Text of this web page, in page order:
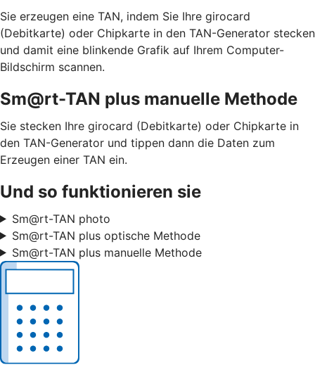
Sie erzeugen eine TAN, indem Sie Ihre girocard
(Debitkarte) oder Chipkarte in den TAN-Generator stecken
und damit eine blinkende Grafik auf Ihrem Computer-
Bildschirm scannen.
Sm@rt-TAN plus manuelle Methode
Sie stecken Ihre girocard (Debitkarte) oder Chipkarte in
den TAN-Generator und tippen dann die Daten zum
Erzeugen einer TAN ein.
Und so funktionieren sie
Sm@rt-TAN photo
Sm@rt-TAN plus optische Methode
Sm@rt-TAN plus manuelle Methode